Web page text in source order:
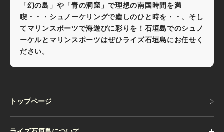
「幻の島」や「青の洞窟」で理想の南国時間を満
喫・・・シュノーケリングで癒しのひと時を・・、そし
てマリンスポーツで海遊びに彩りを！石垣島でのシュノ
ーケルとマリンスポーツはぜひライズ石垣島にお任せく
ださい。
トップページ